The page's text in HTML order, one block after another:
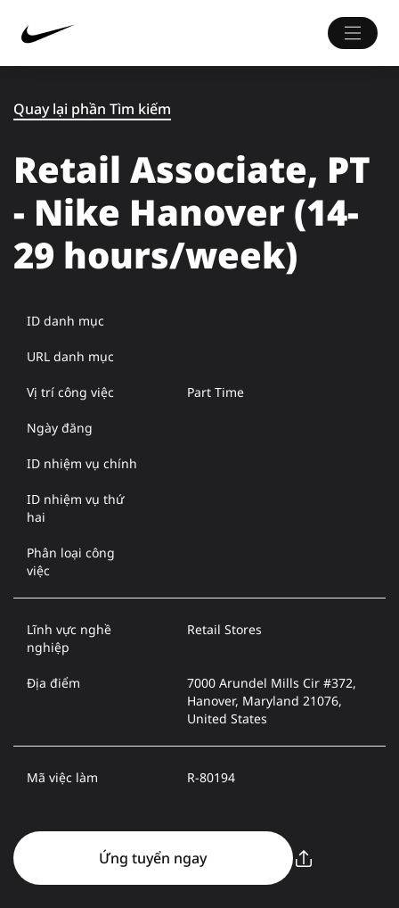
Quay lại phần Tìm kiếm
Retail Associate, PT
- Nike Hanover (14-
29 hours/week)
ID danh mục
URL danh mục
Vị trí công việc Part Time
Ngày đăng
ID nhiệm vụ chính
ID nhiệm vụ thứ
hai
Phân loại công
việc
Lĩnh vực nghề
nghiệp
Retail Stores
Địa điểm
7000 Arundel Mills Cir #372,
Hanover, Maryland 21076,
United States
Mã việc làm R-80194
Ứng tuyển ngay